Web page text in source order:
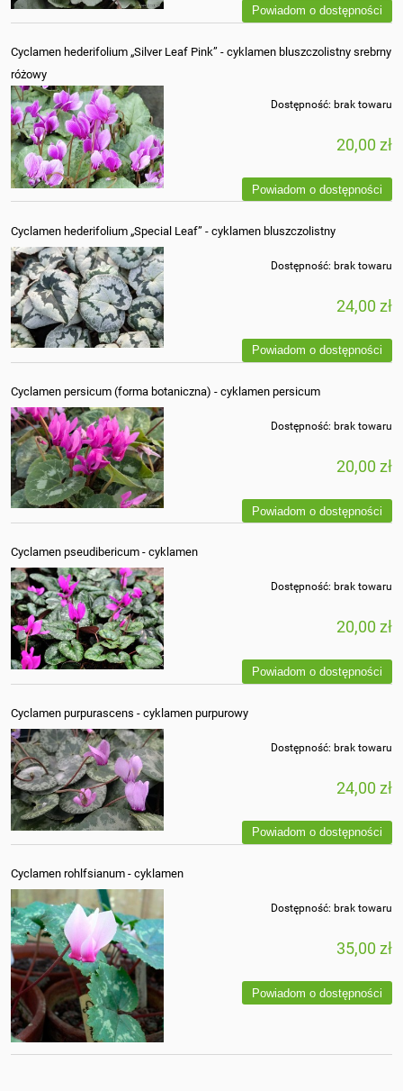
Powiadom o dostępności
Cyclamen hederifolium „Silver Leaf Pink” - cyklamen bluszczolistny srebrny
różowy
Dostępność: brak towaru
20,00 zł
Powiadom o dostępności
Cyclamen hederifolium „Special Leaf” - cyklamen bluszczolistny
Dostępność: brak towaru
24,00 zł
Powiadom o dostępności
Cyclamen persicum (forma botaniczna) - cyklamen persicum
Dostępność: brak towaru
20,00 zł
Powiadom o dostępności
Cyclamen pseudibericum - cyklamen
Dostępność: brak towaru
20,00 zł
Powiadom o dostępności
Cyclamen purpurascens - cyklamen purpurowy
Dostępność: brak towaru
24,00 zł
Powiadom o dostępności
Cyclamen rohlfsianum - cyklamen
Dostępność: brak towaru
35,00 zł
Powiadom o dostępności